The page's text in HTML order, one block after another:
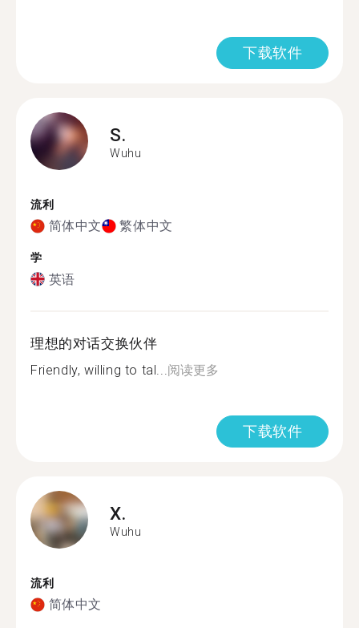
下载软件
S.
Wuhu
流利
简体中文 繁体中文
学
英语
理想的对话交换伙伴
Friendly, willing to tal... 阅读更多
下载软件
X.
Wuhu
流利
简体中文